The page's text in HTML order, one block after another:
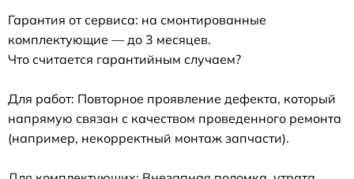
Гарантия от сервиса: на смонтированные
комплектующие — до 3 месяцев.
Что считается гарантийным случаем?
Для работ: Повторное проявление дефекта, который
напрямую связан с качеством проведенного ремонта
(например, некорректный монтаж запчасти).